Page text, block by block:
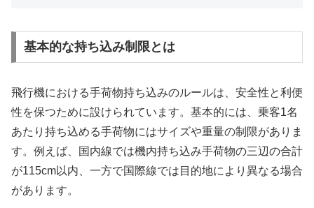
基本的な持ち込み制限とは
飛行機における手荷物持ち込みのルールは、安全性と利便
性を保つために設けられています。基本的には、乗客1名
あたり持ち込める手荷物にはサイズや重量の制限がありま
す。例えば、国内線では機内持ち込み手荷物の三辺の合計
が115cm以内、一方で国際線では目的地により異なる場合
があります。